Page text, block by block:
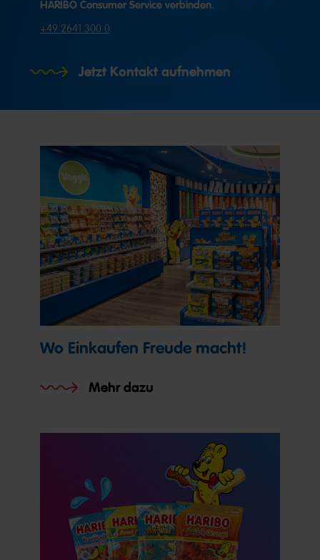
HARIBO Consumer Service verbinden.
+49 2641 300 0
Jetzt Kontakt aufnehmen
Wo Einkaufen Freude macht!
Mehr dazu